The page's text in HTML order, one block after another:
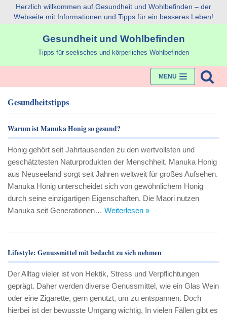
Zum
Herzlich willkommen auf Gesundheit und Wohlbefinden – der
Webseite mit Informationen und Tipps für ein besseres Leben!
Gesundheit und Wohlbefinden
Tipps für seelisches und körperliches Wohlbefinden
MENÜ
Gesundheitstipps
Warum ist Manuka Honig so gesund?
Honig gehört seit Jahrtausenden zu den wertvollsten und
geschätztesten Naturprodukten der Menschheit. Manuka Honig
aus Neuseeland sorgt seit Jahren weltweit für großes Aufsehen.
Manuka Honig unterscheidet sich von gewöhnlichem Honig
durch seine einzigartigen Eigenschaften. Die Maori nutzen
Manuka seit Generationen… Weiterlesen »
Lifestyle: Genussmittel mit bedacht zu sich nehmen
Der Alltag vieler ist von Hektik, Stress und Verpflichtungen
geprägt. Daher werden diverse Genussmittel, wie ein Glas Wein
oder eine Zigarette, gern genutzt, um zu entspannen. Doch
hierbei ist der bewusste Umgang wichtig. In vielen Fällen gibt es